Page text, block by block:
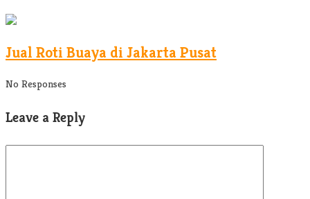
Jual Roti Buaya di Jakarta Pusat
No Responses
Leave a Reply